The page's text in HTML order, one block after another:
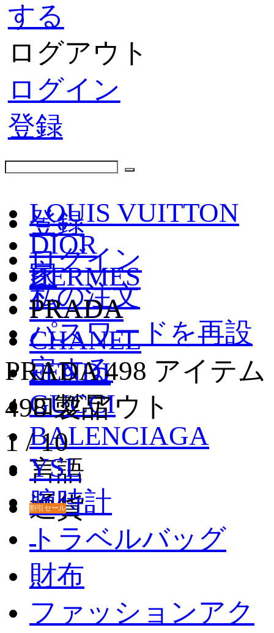
する
ログアウト
ログイン
登録
登録
ログイン
私の注文
パスワードを再設
定する
ログアウト
言語
通貨
LOUIS VUITTON
DIOR
HERMES
PRADA
CHANEL
FENDI
GUCCI
BALENCIAGA
YSL
腕時計
トラベルバッグ
財布
ファッションアク
家
PRADA
PRADA498 アイテム
498 製品
1 /10
割引セール